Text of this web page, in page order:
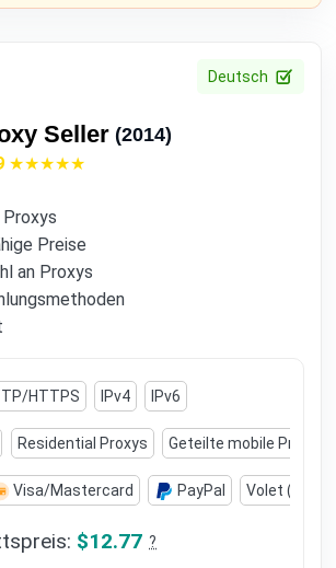
Deutsch
Seller (2014)
Preise
an Proxys
HTTPS IPv4 IPv6
Residential Proxys Geteilte mobile Proxys
Visa/Mastercard PayPal Volet
$12.77 ?